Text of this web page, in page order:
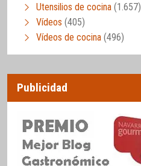
Utensilios de cocina (1.657)
Vídeos (405)
Vídeos de cocina (496)
Publicidad